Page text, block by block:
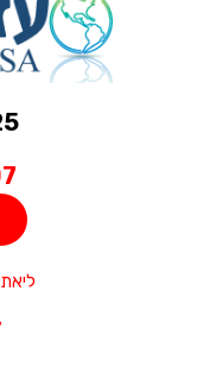
ליאת